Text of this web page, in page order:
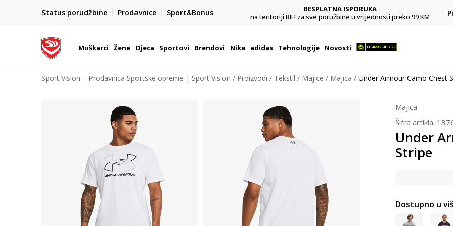
Status porudžbine Prodavnice Sport&Bonus
POZOVITE NAS NA : 055/490-400
Pon-Pet od 9h - 16h
BESPLATNA ISPORUKA
na teritoriji BIH za sve poružbine u vrijednosti preko 99 KM
Muškarci Žene Djeca Sportovi Brendovi Nike adidas Tehnologije Novosti
Sport Vision – Prodavnica Sportske opreme | Sport Vision Proizvodi Tekstil Majice Majica Under Armour Camo Chest
Majica
Šifra artikla:
Under
Stripe
Dostupno u